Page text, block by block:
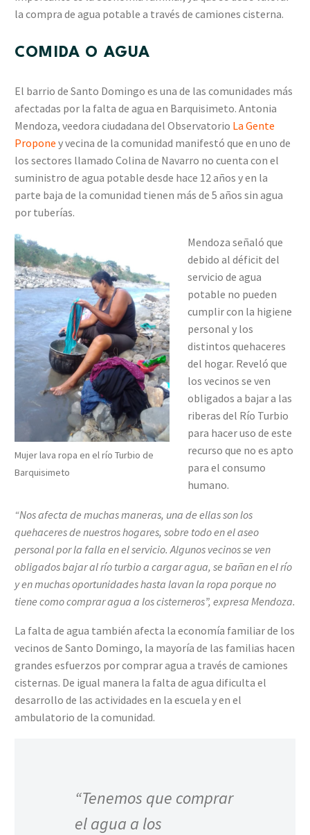
la compra de agua potable a través de camiones cisterna.
COMIDA O AGUA
El barrio de Santo Domingo es una de las comunidades más
afectadas por la falta de agua en Barquisimeto. Antonia
Mendoza, veedora ciudadana del Observatorio La Gente
Propone y vecina de la comunidad manifestó que en uno de
los sectores llamado Colina de Navarro no cuenta con el
suministro de agua potable desde hace 12 años y en la
parte baja de la comunidad tienen más de 5 años sin agua
por tuberías.
Mujer lava ropa en el río Turbio de
Barquisimeto
Mendoza señaló que
debido al déficit del
servicio de agua
potable no pueden
cumplir con la higiene
personal y los
distintos quehaceres
del hogar. Reveló que
los vecinos se ven
obligados a bajar a las
riberas del Río Turbio
para hacer uso de este
recurso que no es apto
para el consumo
humano.
“Nos afecta de muchas maneras, una de ellas son los
quehaceres de nuestros hogares, sobre todo en el aseo
personal por la falla en el servicio. Algunos vecinos se ven
obligados bajar al río turbio a cargar agua, se bañan en el río
y en muchas oportunidades hasta lavan la ropa porque no
tiene como comprar agua a los cisterneros”, expresa Mendoza.
La falta de agua también afecta la economía familiar de los
vecinos de Santo Domingo, la mayoría de las familias hacen
grandes esfuerzos por comprar agua a través de camiones
cisternas. De igual manera la falta de agua dificulta el
desarrollo de las actividades en la escuela y en el
ambulatorio de la comunidad.
“Tenemos que comprar
el agua a los